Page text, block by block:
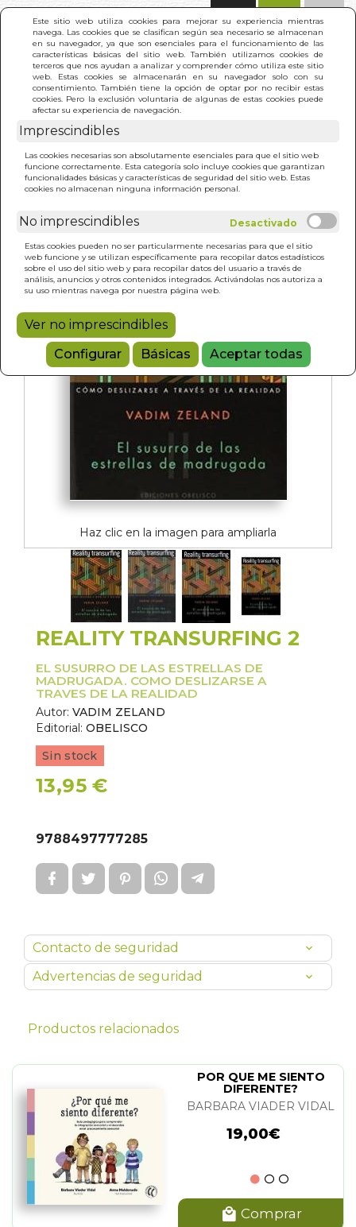
Este sitio web utiliza cookies para mejorar su experiencia mientras
navega. Las cookies que se clasifican según sea necesario se almacenan
en su navegador, ya que son esenciales para el funcionamiento de las
características básicas del sitio web. También utilizamos cookies de
terceros que nos ayudan a analizar y comprender cómo utiliza este sitio
web. Estas cookies se almacenarán en su navegador solo con su
consentimiento. También tiene la opción de optar por no recibir estas
cookies. Pero la exclusión voluntaria de algunas de estas cookies puede
afectar su experiencia de navegación.
Imprescindibles
Las cookies necesarias son absolutamente esenciales para que el sitio web
funcione correctamente. Esta categoría solo incluye cookies que garantizan
funcionalidades básicas y características de seguridad del sitio web. Estas
cookies no almacenan ninguna información personal.
No imprescindibles
Estas cookies pueden no ser particularmente necesarias para que el sitio
web funcione y se utilizan específicamente para recopilar datos estadísticos
sobre el uso del sitio web y para recopilar datos del usuario a través de
análisis, anuncios y otros contenidos integrados. Activándolas nos autoriza a
su uso mientras navega por nuestra página web.
Ver no imprescindibles
Configurar
Básicas Aceptar todas
INICIO > REALITY TRANSURFING 2
Haz clic en la imagen para ampliarla
REALITY TRANSURFING 2
EL SUSURRO DE LAS ESTRELLAS DE
MADRUGADA. COMO DESLIZARSE A
TRAVES DE LA REALIDAD
Autor: VADIM ZELAND
Editorial: OBELISCO
Sin stock
13,95 €
9788497777285
Contacto de seguridad
Advertencias de seguridad
Productos relacionados
POR QUE ME SIENTO
DIFERENTE?
BARBARA VIADER VIDAL
19,00€
Comprar